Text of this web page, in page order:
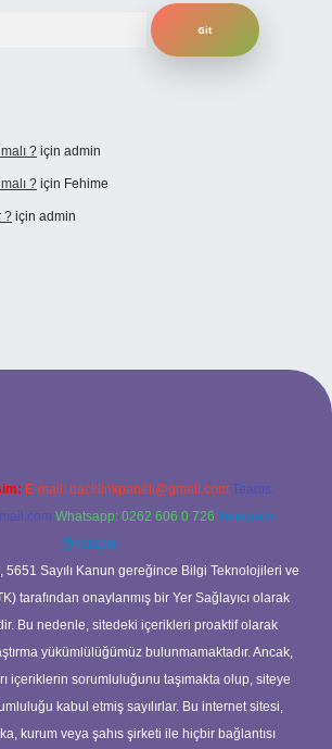
? için admin
? için Fehime
? için admin
E-mail: backlinkpaneli@gmail.com Teams:
Whatsapp: 0262 606 0 726 Telegram:
@karabul
5651 Sayılı Kanun gereğince Bilgi Teknolojileri ve
tarafından onaylanmış bir Yer Sağlayıcı olarak
Bu nedenle, sitedeki içerikleri proaktif olarak
yükümlülüğümüz bulunmamaktadır. Ancak,
içeriklerin sorumluluğunu taşımakta olup, siteye
kabul etmiş sayılırlar. Bu internet sitesi,
kurum veya şahıs şirketi ile hiçbir bağlantısı